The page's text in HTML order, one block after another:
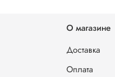
О магазине
Доставка
Оплата